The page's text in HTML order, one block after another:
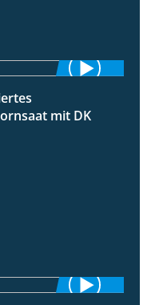
mit DK